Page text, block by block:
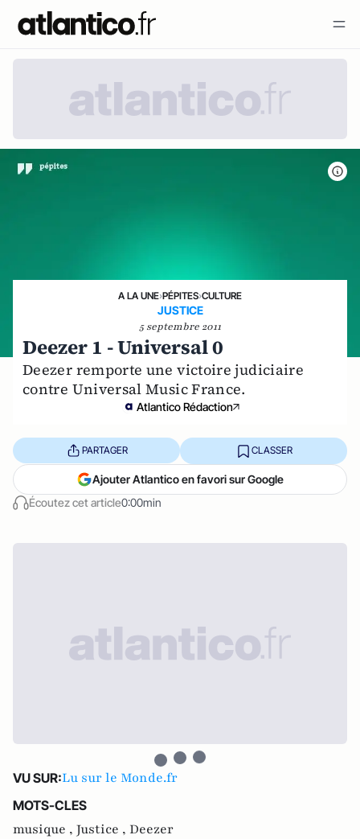
A LA UNE›PÉPITES›CULTURE
JUSTICE
5 septembre 2011
Deezer 1 - Universal 0
Deezer remporte une victoire judiciaire
contre Universal Music France.
Atlantico Rédaction
Écoutez cet article0:00min
PARTAGER CLASSER
Ajouter Atlantico en favori sur Google
VU SUR:Lu sur le Monde.fr
MOTS-CLES
musique , Justice , Deezer